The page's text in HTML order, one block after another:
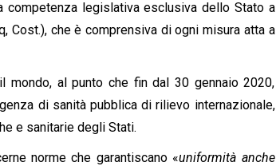
competenza legislativa esclusiva dello Stato a
Cost.), che è comprensiva di ogni misura atta a
al punto che fin dal 30 gennaio 2020,
di sanità pubblica di rilievo internazionale,
e sanitarie degli Stati.
norme che garantiscano «uniformità anche